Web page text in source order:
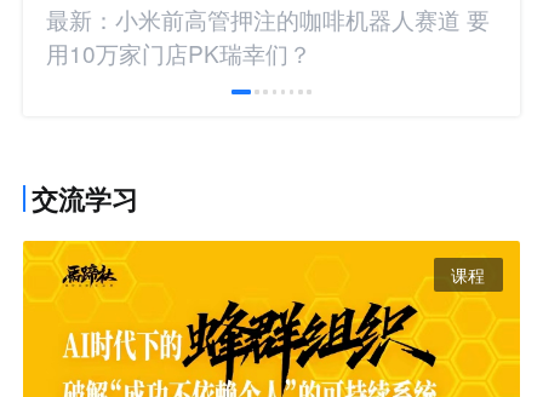
最新：小米前高管押注的咖啡机器人赛道 要
用10万家门店PK瑞幸们？
交流学习
课程